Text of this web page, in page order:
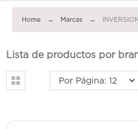
Home Marcas
Lista de productos por
Por Página: 12